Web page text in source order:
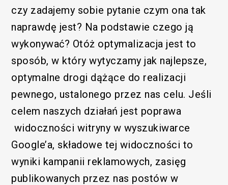
czy zadajemy sobie pytanie czym ona tak
naprawdę jest? Na podstawie czego ją
wykonywać? Otóż optymalizacja jest to
sposób, w który wytyczamy jak najlepsze,
optymalne drogi dążące do realizacji
pewnego, ustalonego przez nas celu. Jeśli
celem naszych działań jest poprawa
widoczności witryny w wyszukiwarce
Google’a, składowe tej widoczności to
wyniki kampanii reklamowych, zasięg
publikowanych przez nas postów w